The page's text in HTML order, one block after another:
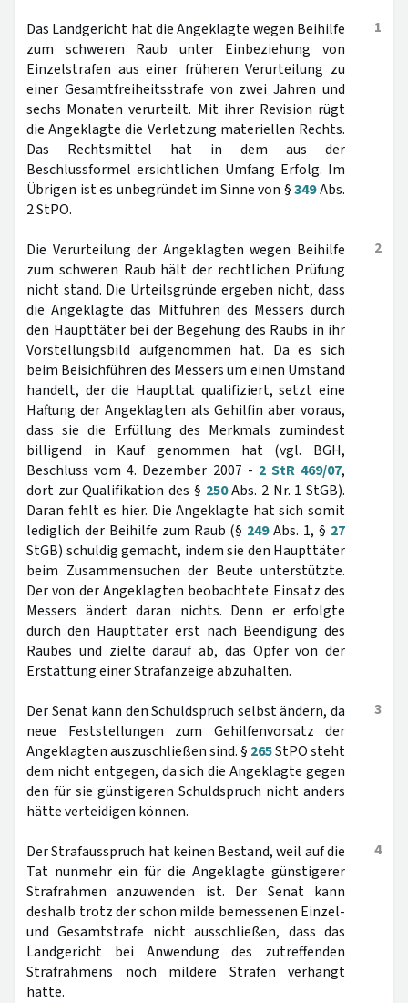
1
Das Landgericht hat die Angeklagte wegen Beihilfe
zum schweren Raub unter Einbeziehung von
Einzelstrafen aus einer früheren Verurteilung zu
einer Gesamtfreiheitsstrafe von zwei Jahren und
sechs Monaten verurteilt. Mit ihrer Revision rügt
die Angeklagte die Verletzung materiellen Rechts.
Das Rechtsmittel hat in dem aus der
Beschlussformel ersichtlichen Umfang Erfolg. Im
Übrigen ist es unbegründet im Sinne von §349Abs.
2 StPO.
2
Die Verurteilung der Angeklagten wegen Beihilfe
zum schweren Raub hält der rechtlichen Prüfung
nicht stand. Die Urteilsgründe ergeben nicht, dass
die Angeklagte das Mitführen des Messers durch
den Haupttäter bei der Begehung des Raubs in ihr
Vorstellungsbild aufgenommen hat. Da es sich
beim Beisichführen des Messers um einen Umstand
handelt, der die Haupttat qualifiziert, setzt eine
Haftung der Angeklagten als Gehilfin aber voraus,
dass sie die Erfüllung des Merkmals zumindest
billigend in Kauf genommen hat (vgl. BGH,
Beschluss vom 4. Dezember 2007 - 2 StR 469/07,
dort zur Qualifikation des § 250Abs. 2 Nr. 1 StGB).
Daran fehlt es hier. Die Angeklagte hat sich somit
lediglich der Beihilfe zum Raub (§ 249Abs. 1, § 27
StGB) schuldig gemacht, indem sie den Haupttäter
beim Zusammensuchen der Beute unterstützte.
Der von der Angeklagten beobachtete Einsatz des
Messers ändert daran nichts. Denn er erfolgte
durch den Haupttäter erst nach Beendigung des
Raubes und zielte darauf ab, das Opfer von der
Erstattung einer Strafanzeige abzuhalten.
3
Der Senat kann den Schuldspruch selbst ändern, da
neue Feststellungen zum Gehilfenvorsatz der
Angeklagten auszuschließen sind. § 265StPO steht
dem nicht entgegen, da sich die Angeklagte gegen
den für sie günstigeren Schuldspruch nicht anders
hätte verteidigen können.
4
Der Strafausspruch hat keinen Bestand, weil auf die
Tat nunmehr ein für die Angeklagte günstigerer
Strafrahmen anzuwenden ist. Der Senat kann
deshalb trotz der schon milde bemessenen Einzel-
und Gesamtstrafe nicht ausschließen, dass das
Landgericht bei Anwendung des zutreffenden
Strafrahmens noch mildere Strafen verhängt
hätte.